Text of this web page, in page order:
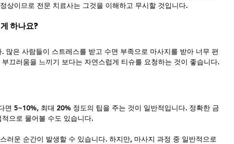
상이므로 전문 치료사는 그것을 이해하고 무시할 것입니다.
하나요?
많은 사람들이 스트레스를 받고 수면 부족으로 마사지를 받아 너무 편
끄러움을 느끼기 보다는 자연스럽게 티슈를 요청하는 것이 좋습니다.
면 5~10%, 최대 20% 정도의 팁을 주는 것이 일반적입니다. 정확한 금
으로 물어볼 수도 있습니다.
러운 순간이 발생할 수 있습니다. 하지만, 마사지 과정 중 일반적으로